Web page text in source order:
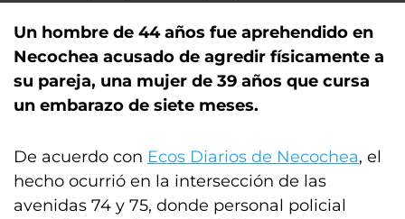
Un hombre de 44 años fue aprehendido en
Necochea acusado de agredir físicamente a
su pareja, una mujer de 39 años que cursa
un embarazo de siete meses.
De acuerdo con Ecos Diarios de Necochea, el
hecho ocurrió en la intersección de las
avenidas 74 y 75, donde personal policial